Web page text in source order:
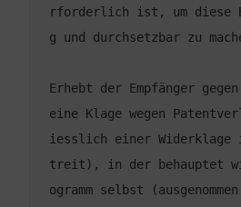
rforderlich ist, um diese
Erhebt der Empfänger
eine Klage wegen
iesslich einer Widerklage
treit), in der behauptet
ogramm selbst